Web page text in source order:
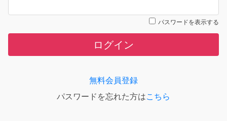
パスワードを表示する
ログイン
無料会員登録
パスワードを忘れた方はこちら